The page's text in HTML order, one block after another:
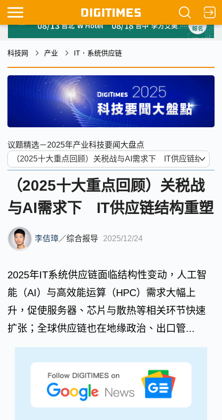
科技网 产业 IT．系统供应链
议题精选－2025年产业科技要闻大盘点
（2025十大重点回顾）关税战
与AI需求下 IT供应链结构重塑
李佶璋／综合报导 2025/12/24
2025年IT系统供应链面临结构性变动，人工智
能（AI）与高效能运算（HPC）需求大幅上
升，促使服务器、芯片与散热等相关环节快速
扩张；全球供应链也在地缘政治、出口管...